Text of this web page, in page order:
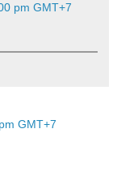
pm GMT+7
GMT+7